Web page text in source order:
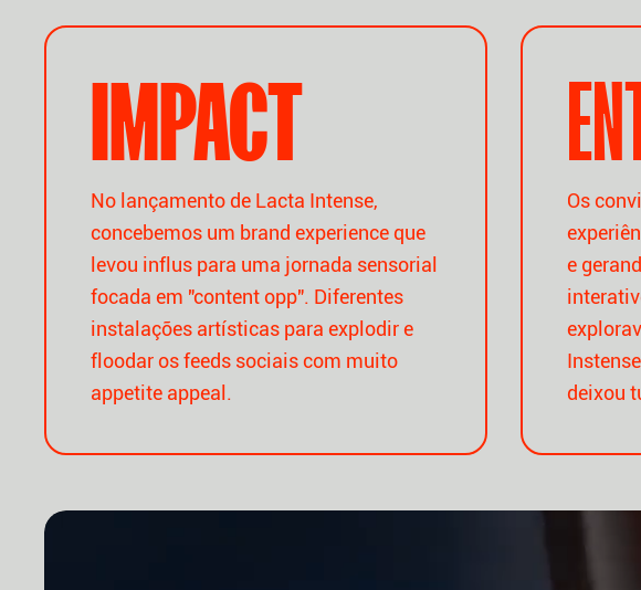
IMPACT
No lançamento de Lacta Intense,
concebemos um brand experience que
levou influs para uma jornada sensorial
focada em "content opp". Diferentes
instalações artísticas para explodir e
floodar os feeds sociais com muito
appetite appeal.
Os
e
deixou